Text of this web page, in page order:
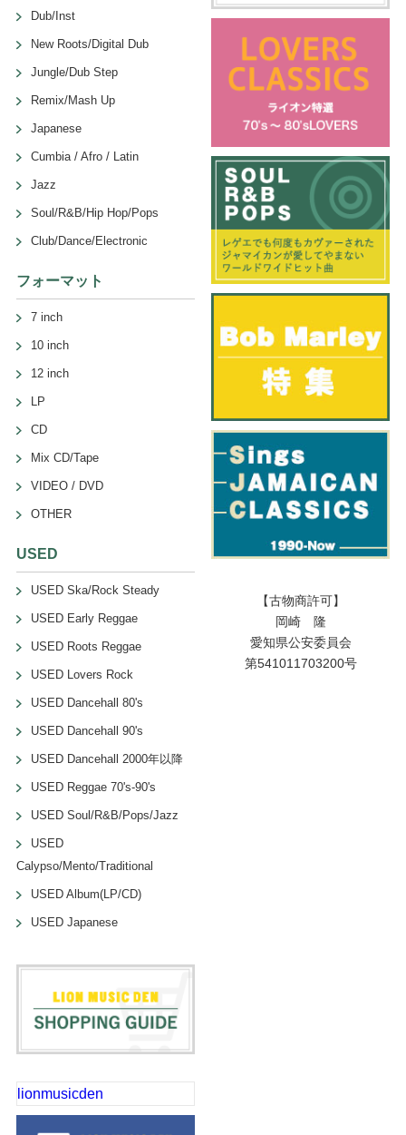
Dub/Inst
New Roots/Digital Dub
Jungle/Dub Step
Remix/Mash Up
Japanese
Cumbia / Afro / Latin
Jazz
Soul/R&B/Hip Hop/Pops
Club/Dance/Electronic
フォーマット
7 inch
10 inch
12 inch
LP
CD
Mix CD/Tape
VIDEO / DVD
OTHER
USED
USED Ska/Rock Steady
USED Early Reggae
USED Roots Reggae
USED Lovers Rock
USED Dancehall 80's
USED Dancehall 90's
USED Dancehall 2000年以降
USED Reggae 70's-90's
USED Soul/R&B/Pops/Jazz
USED
Calypso/Mento/Traditional
USED Album(LP/CD)
USED Japanese
lionmusicden
【古物商許可】
岡崎 隆
愛知県公安委員会
第541011703200号